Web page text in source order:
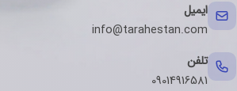
ایمیل
info@tarahestan.com
تلفن
09014916581